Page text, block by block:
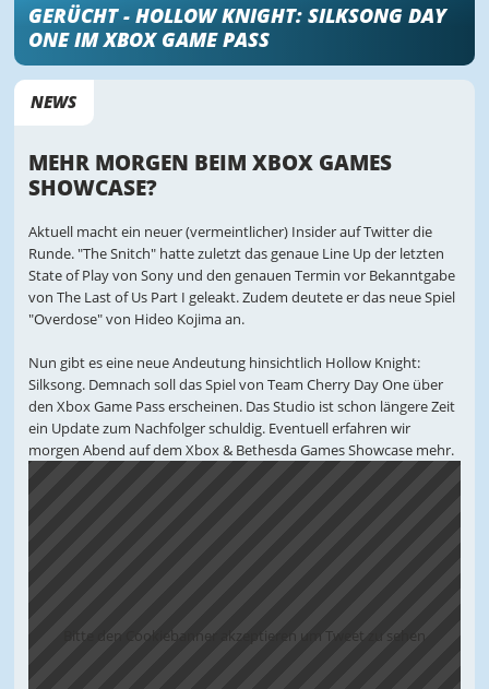
GERÜCHT - HOLLOW KNIGHT: SILKSONG DAY
ONE IM XBOX GAME PASS
NEWS
MEHR MORGEN BEIM XBOX GAMES
SHOWCASE?
Aktuell macht ein neuer (vermeintlicher) Insider auf Twitter die
Runde. "The Snitch" hatte zuletzt das genaue Line Up der letzten
State of Play von Sony und den genauen Termin vor Bekanntgabe
von The Last of Us Part I geleakt. Zudem deutete er das neue Spiel
"Overdose" von Hideo Kojima an.
Nun gibt es eine neue Andeutung hinsichtlich Hollow Knight:
Silksong. Demnach soll das Spiel von Team Cherry Day One über
den Xbox Game Pass erscheinen. Das Studio ist schon längere Zeit
ein Update zum Nachfolger schuldig. Eventuell erfahren wir
morgen Abend auf dem Xbox & Bethesda Games Showcase mehr.
Bitte den Cookiebanner akzeptieren um Tweet zu sehen